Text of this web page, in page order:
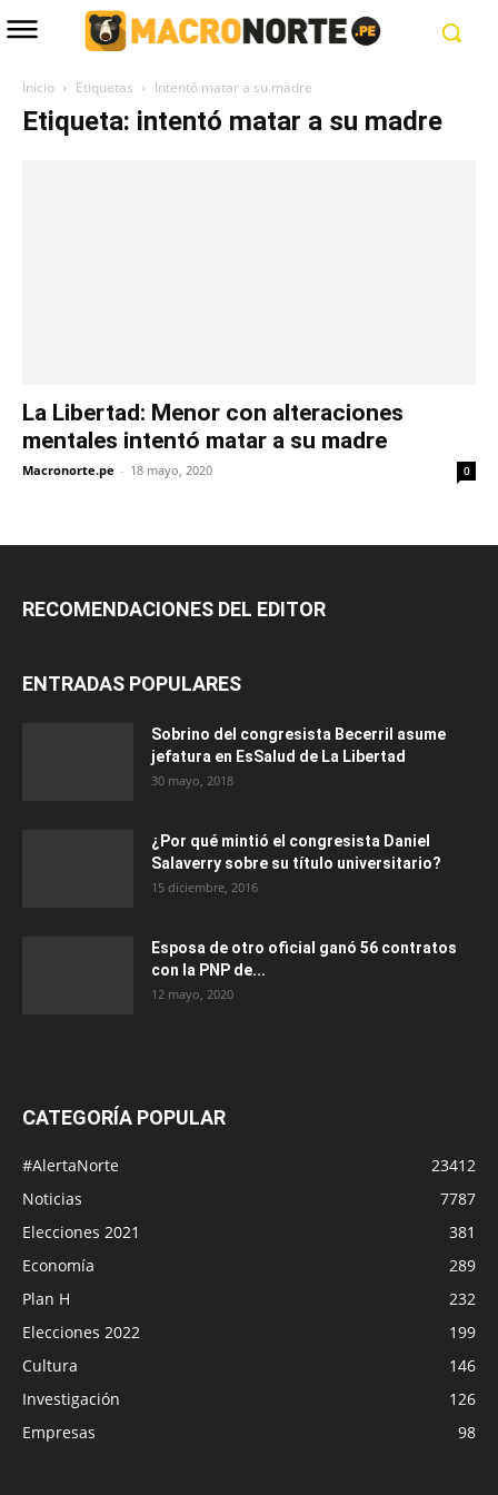
Inicio Etiquetas Intentó matar a su madre
Etiqueta: intentó matar a su madre
La Libertad: Menor con alteraciones
mentales intentó matar a su madre
Macronorte.pe - 18 mayo, 2020 0
RECOMENDACIONES DEL EDITOR
ENTRADAS POPULARES
Sobrino del congresista Becerril asume
jefatura en EsSalud de La Libertad
30 mayo, 2018
¿Por qué mintió el congresista Daniel
Salaverry sobre su título universitario?
15 diciembre, 2016
Esposa de otro oficial ganó 56 contratos
con la PNP de...
12 mayo, 2020
CATEGORÍA POPULAR
#AlertaNorte
23412
Noticias
7787
Elecciones 2021
381
Economía
289
Plan H
232
Elecciones 2022
199
Cultura
146
Investigación
126
Empresas
98